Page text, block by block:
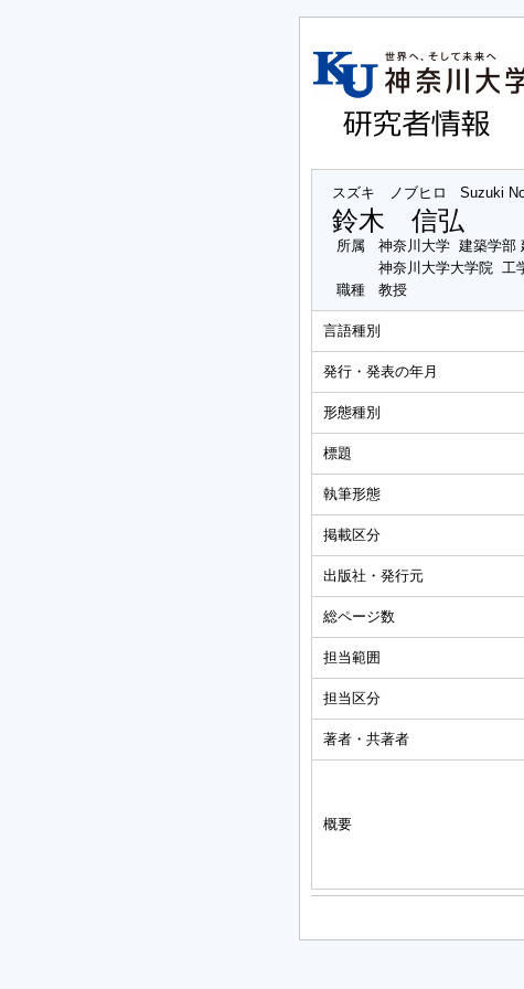
スズキ ノブヒロ Suzuki
鈴木 信弘
所属
神奈川大学 建築学部
神奈川大学大学院 工
職種
教授
言語種別
発行・発表の年月
形態種別
標題
執筆形態
掲載区分
出版社・発行元
総ページ数
担当範囲
担当区分
著者・共著者
概要